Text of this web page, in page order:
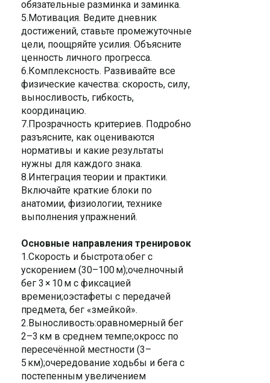
обязательные разминка и заминка.
5.Мотивация. Ведите дневник
достижений, ставьте промежуточные
цели, поощряйте усилия. Объясните
ценность личного прогресса.
6.Комплексность. Развивайте все
физические качества: скорость, силу,
выносливость, гибкость,
координацию.
7.Прозрачность критериев. Подробно
разъясните, как оцениваются
нормативы и какие результаты
нужны для каждого знака.
8.Интеграция теории и практики.
Включайте краткие блоки по
анатомии, физиологии, технике
выполнения упражнений.
Основные направления тренировок
1.Скорость и быстрота:oбег с
ускорением (30–100 м);oчелночный
бег 3 × 10 м с фиксацией
времени;oэстафеты с передачей
предмета, бег «змейкой».
2.Выносливость:oравномерный бег
2–3 км в среднем темпе;oкросс по
пересечённой местности (3–
5 км);oчередование ходьбы и бега с
постепенным увеличением